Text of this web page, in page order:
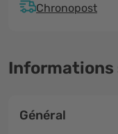
Chronopost
Informations
Général